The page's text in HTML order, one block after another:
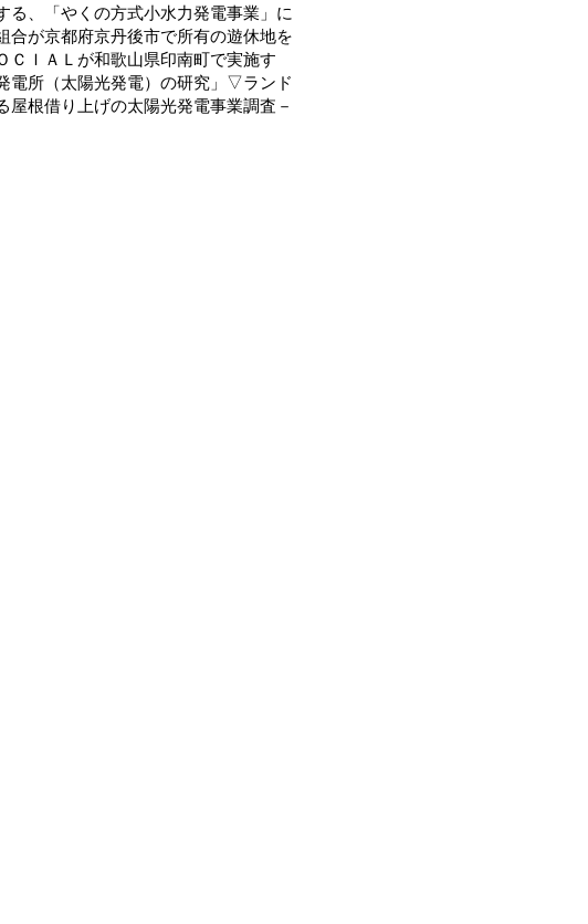
、「やくの方式小水力発電事業」に
が京都府京丹後市で所有の遊休地を
ＩＡＬが和歌山県印南町で実施す
電所（太陽光発電）の研究」▽ランド
根借り上げの太陽光発電事業調査－